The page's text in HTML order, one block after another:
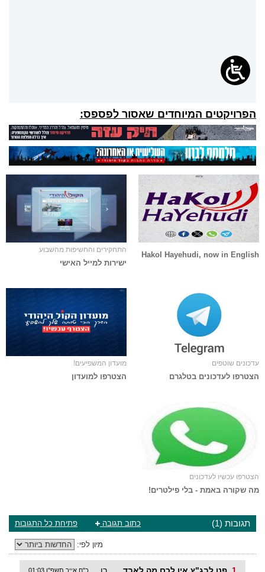
הפרויקטים המיוחדים שאסור לפספס:
Hakol Hayehudi, now in English
התחקירים והחשיפות מהשבוע
ישירות למייל האישי
עדכונים שוטפים
הצטרפו לעדכונים בטלגרם
מועדון המשפיעים!
הצטרפו למועדון
הצטרפו עכשיו לעדכונים
מה שקורה באמת - בלי פילטרים!
תגובות (1) פתיחת כל התגובות כתוב תגובה
מיון לפי:
כ"ח אייר תשפ"ו 01:03